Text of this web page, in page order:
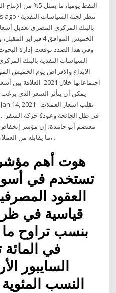
النفط يوميا، ما
بالبنك المركزي المصري تعديل
وفي هذا الصدد توقعت إدارة
السياسات النقدية بالبنك
اجتماعاتها خلال 2021.
يمكن أن يتأثر السعر الذي
في ظل الجائحة وعودةُ حركة السفر ..
ما يقابله من العملات، كالجنيه الاسترليني والين الياباني، .
هوت أهم
تستخدم في
العقود
في
السايبور
النسب